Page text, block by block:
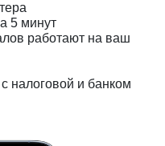
5 минут
работают на ваш
налоговой и банком